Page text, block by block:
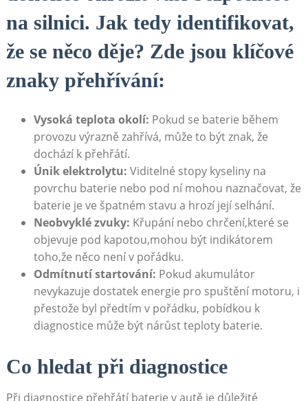
na silnici. Jak tedy identifikovat,
že se ⁤něco děje? Zde⁢ jsou klíčové
znaky přehřívání:
Vysoká teplota okolí: Pokud se baterie během
provozu výrazně zahřívá, může to být znak, ​že⁢
dochází k​ přehřátí.
Únik ​elektrolytu: Viditelné stopy​ kyseliny na
povrchu baterie nebo pod ní ⁢mohou naznačovat, že
baterie je ve špatném​ stavu a hrozí její selhání.
Neobvyklé ⁢zvuky: Křupání ‍nebo chrčení,které se
objevuje pod​ kapotou,mohou být indikátorem
toho,že něco není v ⁢pořádku.
Odmítnutí ​startování: Pokud akumulátor
nevykazuje dostatek energie pro ‍spuštění motoru, i
přestože byl předtím v pořádku, pobídkou⁣ k
diagnostice může⁢ být nárůst teploty baterie.
Co hledat při diagnostice
Při diagnostice‌ přehřátí baterie v autě je ‍důležité